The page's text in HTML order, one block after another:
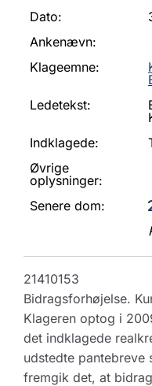
Dato:
Ankenævn:
Klageemne:
Ledetekst:
Indklagede:
Øvrige
oplysninger:
Senere dom:
21410153
Bidragsforhøjelse.
Klageren optog i
det indklagede
udstedte pantebreve
fremgik det, at